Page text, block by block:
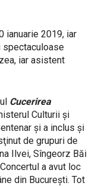
ianuarie 2019, iar
spectaculoase
iar asistent
Cucerirea
Culturii și
şi a inclus şi
de grupuri de
Ilvei, Sîngeorz Băi
a avut loc
din Bucureşti. Tot